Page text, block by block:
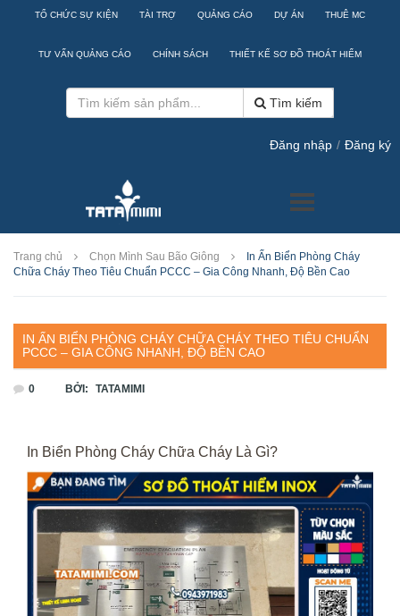
TỔ CHỨC SỰ KIỆN TÀI TRỢ QUẢNG CÁO DỰ ÁN THUÊ MC
TƯ VẤN QUẢNG CÁO CHÍNH SÁCH THIẾT KẾ SƠ ĐỒ THOÁT HIỂM
Tìm kiếm
Đăng nhập / Đăng ký
Trang chủ Chọn Mình Sau Bão Giông
In Ấn Biển Phòng Cháy
Chữa Cháy Theo Tiêu Chuẩn PCCC – Gia Công Nhanh, Độ Bền Cao
IN ẤN BIỂN PHÒNG CHÁY CHỮA CHÁY THEO TIÊU CHUẨN
PCCC – GIA CÔNG NHANH, ĐỘ BỀN CAO
0 BỞI: TATAMIMI
In Biển Phòng Cháy Chữa Cháy Là Gì?